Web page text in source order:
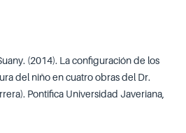
(2014). La configuración de los
del niño en cuatro obras del Dr.
Pontifica Universidad Javeriana,